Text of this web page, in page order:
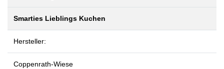
Smarties Lieblings Kuchen
Hersteller:
Coppenrath-Wiese